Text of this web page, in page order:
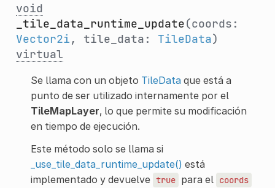
void
_tile_data_runtime_update(coords:
Vector2i, tile_data: TileData)
virtual
Se llama con un objeto TileDataque está a
punto de ser utilizado internamente por el
TileMapLayer, lo que permite su modificación
en tiempo de ejecución.
Este método solo se llama si
_use_tile_data_runtime_update() está
implementado y devuelve true para el coords